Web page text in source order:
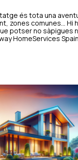
és tota una
zones comunes... Hi
potser no sàpigues
HomeServices